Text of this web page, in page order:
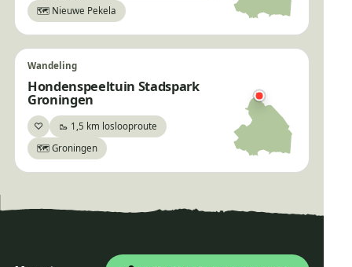
🗺️ Nieuwe Pekela
Wandeling
Hondenspeeltuin Stadspark
Groningen
♡Bewaar🥾 1,5 km loslooproute
🗺️ Groningen